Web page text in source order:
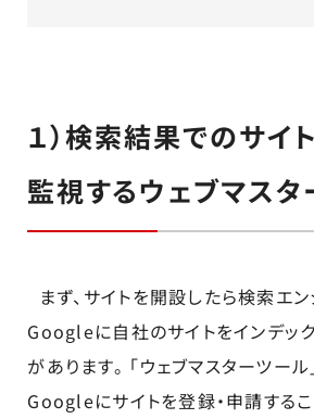
１）検索結果でのサイ
監視するウェブマス
まず、サイトを開設したら検索エ
Googleに自社のサイトをインデッ
があります。 「ウェブマスターツー
Googleにサイトを登録・申請する